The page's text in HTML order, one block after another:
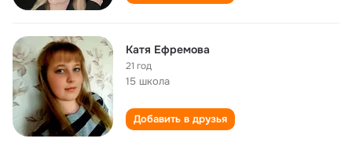
Катя Ефремова
21 год
15 школа
Добавить в друзья